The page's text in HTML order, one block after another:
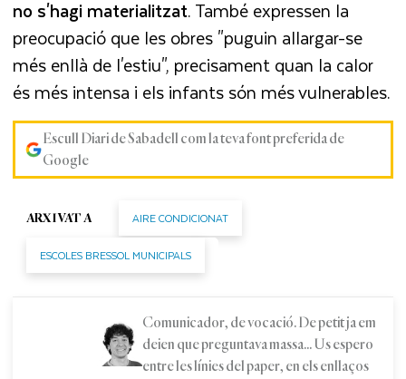
no s'hagi materialitzat. També expressen la
preocupació que les obres "puguin allargar-se
més enllà de l'estiu", precisament quan la calor
és més intensa i els infants són més vulnerables.
Escull Diari de Sabadell com la teva font preferida de
Google
ARXIVAT A AIRE CONDICIONAT
ESCOLES BRESSOL MUNICIPALS
Comunicador, de vocació. De petit ja em
deien que preguntava massa... Us espero
entre les línies del paper, en els enllaços